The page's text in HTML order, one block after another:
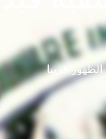
الظهور قريباً